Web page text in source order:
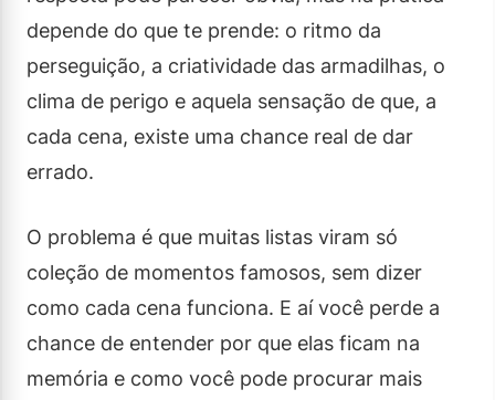
depende do que te prende: o ritmo da
perseguição, a criatividade das armadilhas, o
clima de perigo e aquela sensação de que, a
cada cena, existe uma chance real de dar
errado.
O problema é que muitas listas viram só
coleção de momentos famosos, sem dizer
como cada cena funciona. E aí você perde a
chance de entender por que elas ficam na
memória e como você pode procurar mais